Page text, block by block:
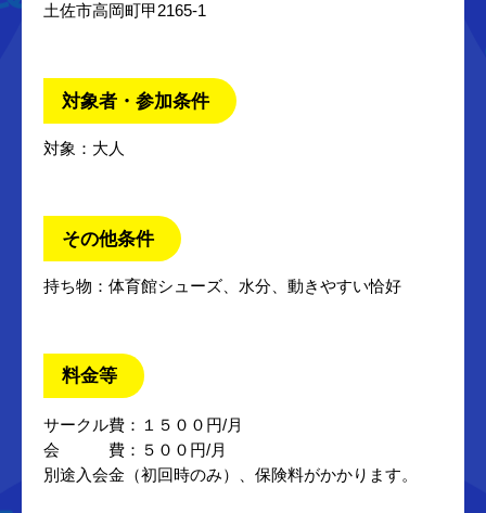
土佐市高岡町甲2165-1
対象者・参加条件
対象：大人
その他条件
持ち物：体育館シューズ、水分、動きやすい恰好
料金等
サークル費：１５００円/月
会 費：５００円/月
別途入会金（初回時のみ）、保険料がかかります。